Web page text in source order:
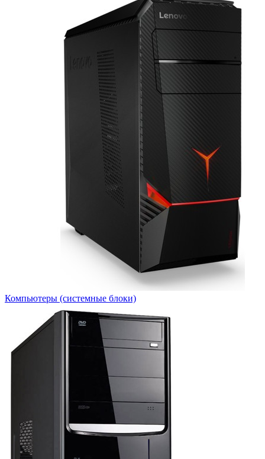
Компьютеры (системные блоки)